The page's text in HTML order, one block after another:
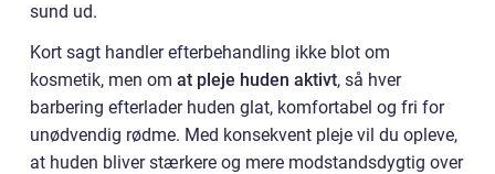
sund ud.
Kort sagt handler efterbehandling ikke blot om
kosmetik, men om at pleje huden aktivt, så hver
barbering efterlader huden glat, komfortabel og fri for
unødvendig rødme. Med konsekvent pleje vil du opleve,
at huden bliver stærkere og mere modstandsdygtig over